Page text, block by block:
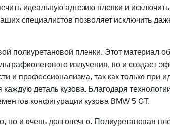
идеальную адгезию пленки и
специалистов позволяет исключить
полиуретановой пленки. Этот материал
излучения, но и создает
и профессионализма, так как только при
деталь кузова. Благодаря
конфигурации кузова BMW 5 GT.
но и очень долговечно. Полиуретановая